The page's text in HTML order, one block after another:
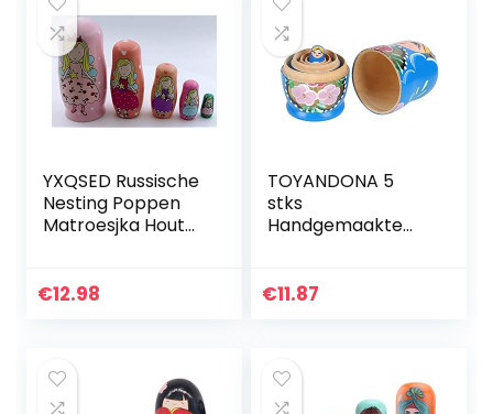
YXQSED Russische
Nesting Poppen
Matroesjka Hout
Handgemaakte
€12.98
TOYANDONA 5
stks
Handgemaakte
Matroesjka Nesten
Speelgoed voor
Kids
€11.87